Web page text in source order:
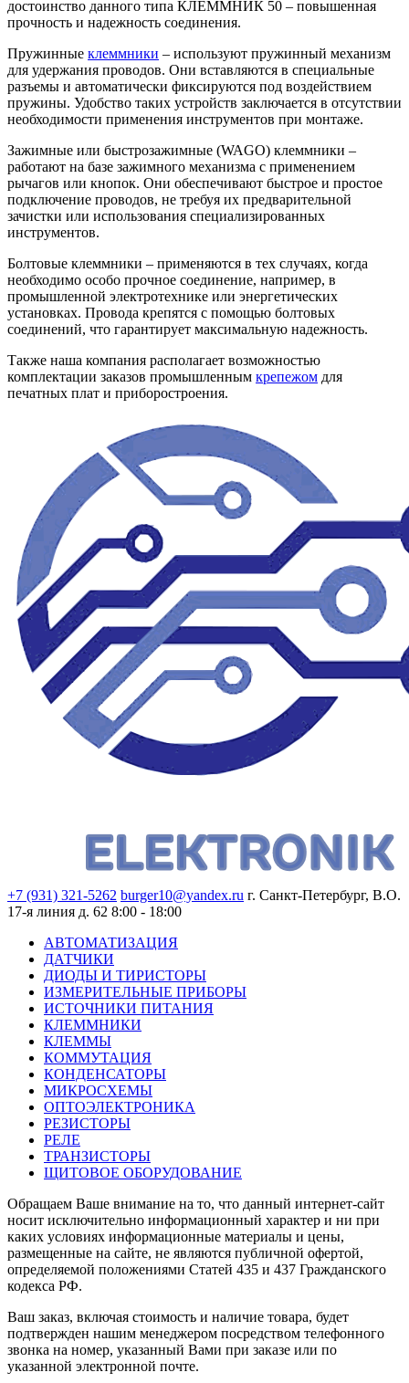
достоинство данного типа КЛЕММНИК 50 – повышенная
прочность и надежность соединения.
Пружинные клеммники – используют пружинный механизм
для удержания проводов. Они вставляются в специальные
разъемы и автоматически фиксируются под воздействием
пружины. Удобство таких устройств заключается в отсутствии
необходимости применения инструментов при монтаже.
Зажимные или быстрозажимные (WAGO) клеммники –
работают на базе зажимного механизма с применением
рычагов или кнопок. Они обеспечивают быстрое и простое
подключение проводов, не требуя их предварительной
зачистки или использования специализированных
инструментов.
Болтовые клеммники – применяются в тех случаях, когда
необходимо особо прочное соединение, например, в
промышленной электротехнике или энергетических
установках. Провода крепятся с помощью болтовых
соединений, что гарантирует максимальную надежность.
Также наша компания располагает возможностью
комплектации заказов промышленным крепежом для
печатных плат и приборостроения.
+7 (931) 321-5262 burger10@yandex.ru г. Санкт-Петербург, В.О.
17-я линия д. 62 8:00 - 18:00
АВТОМАТИЗАЦИЯ
ДАТЧИКИ
ДИОДЫ И ТИРИСТОРЫ
ИЗМЕРИТЕЛЬНЫЕ ПРИБОРЫ
ИСТОЧНИКИ ПИТАНИЯ
КЛЕММНИКИ
КЛЕММЫ
КОММУТАЦИЯ
КОНДЕНСАТОРЫ
МИКРОСХЕМЫ
ОПТОЭЛЕКТРОНИКА
РЕЗИСТОРЫ
РЕЛЕ
ТРАНЗИСТОРЫ
ЩИТОВОЕ ОБОРУДОВАНИЕ
Обращаем Ваше внимание на то, что данный интернет-сайт
носит исключительно информационный характер и ни при
каких условиях информационные материалы и цены,
размещенные на сайте, не являются публичной офертой,
определяемой положениями Статей 435 и 437 Гражданского
кодекса РФ.
Ваш заказ, включая стоимость и наличие товара, будет
подтвержден нашим менеджером посредством телефонного
звонка на номер, указанный Вами при заказе или по
указанной электронной почте.